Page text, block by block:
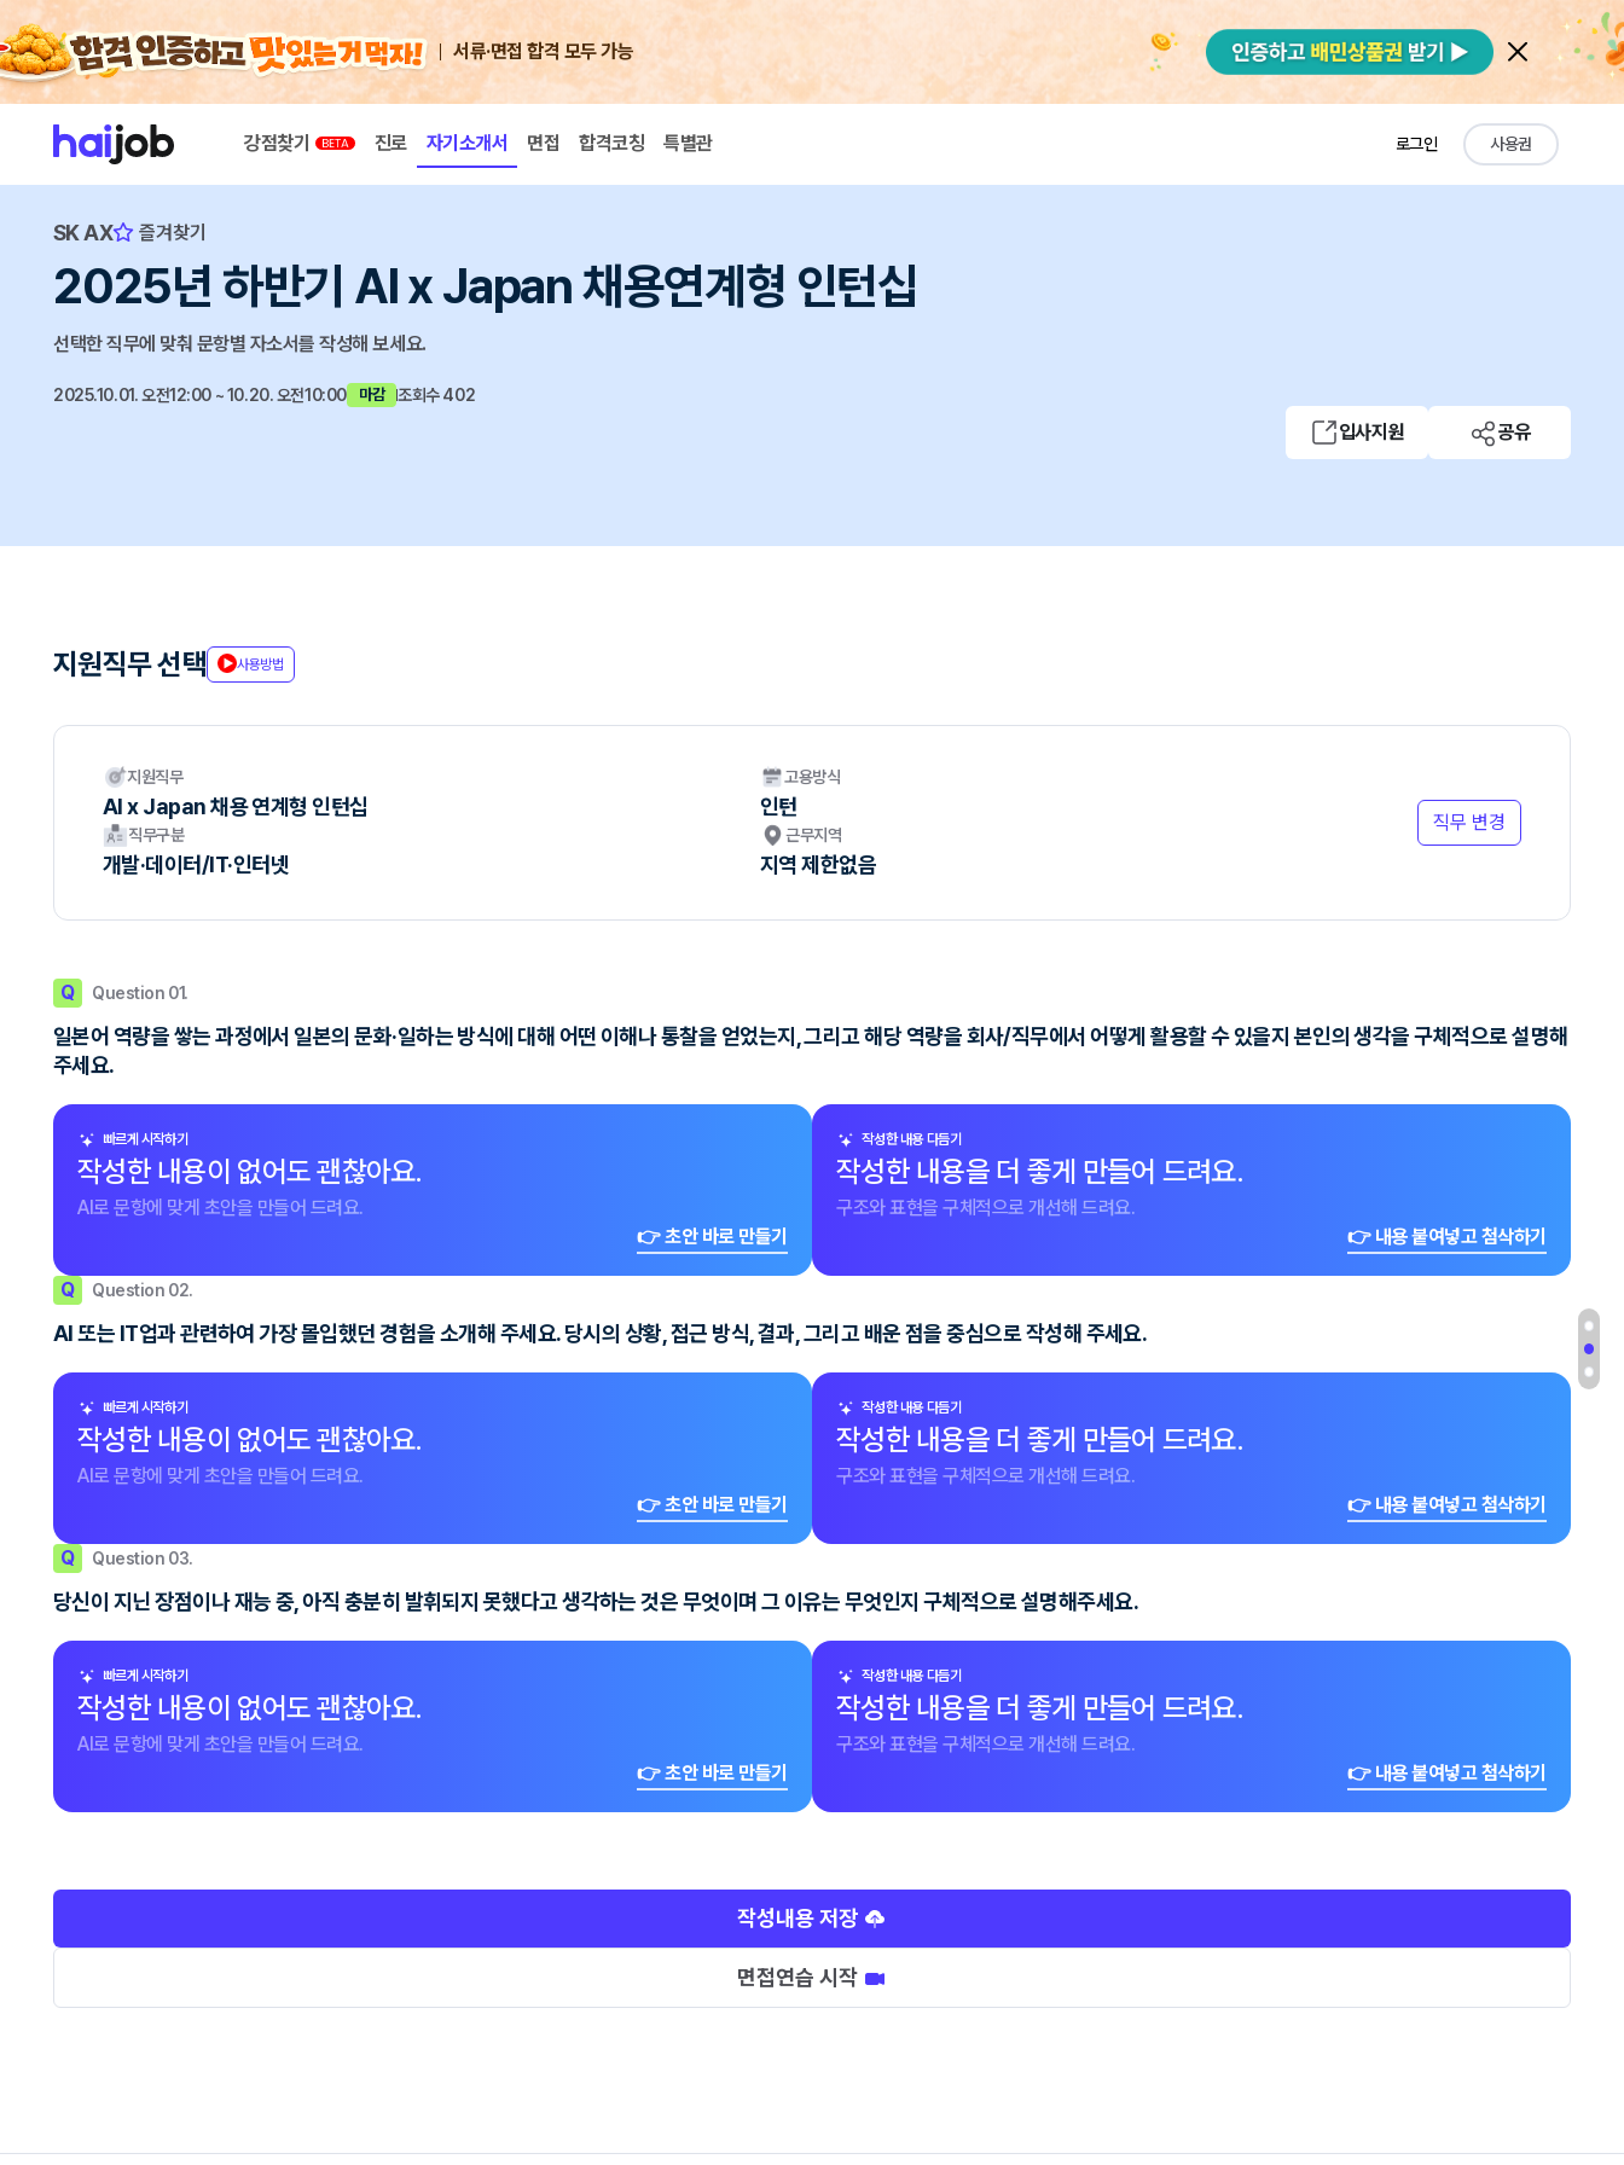
서류·면접 합격 모두 가능
강점찾기 진로 자기소개서 면접 합격코칭 특별관 로그인 사용권
SK AX 즐겨찾기
2025년 하반기 Al x Japan 채용연계형 인턴십
선택한 직무에 맞춰 문항별 자소서를 작성해 보세요.
2025.10.01. 오전12:00 ~ 10.20. 오전10:00 마감 조회수 402
입사지원 공유
지원직무 선택 사용방법
지원직무
AI x Japan 채용 연계형 인턴십
고용방식
인턴
직무구분
개발·데이터/IT·인터넷
근무지역
지역 제한없음
직무 변경
Q Question 01.
일본어 역량을 쌓는 과정에서 일본의 문화·일하는 방식에 대해 어떤 이해나 통찰을 얻었는지, 그리고 해당 역량을 회사/직무에서 어떻게 활용할 수 있을지 본인의 생각을 구체적으로 설명해
주세요.
빠르게 시작하기
작성한 내용이 없어도 괜찮아요.
AI로 문항에 맞게 초안을 만들어 드려요.
👉 초안 바로 만들기
작성한 내용 다듬기
작성한 내용을 더 좋게 만들어 드려요.
구조와 표현을 구체적으로 개선해 드려요.
👉 내용 붙여넣고 첨삭하기
Q Question 02.
AI 또는 IT업과 관련하여 가장 몰입했던 경험을 소개해 주세요. 당시의 상황, 접근 방식, 결과, 그리고 배운 점을 중심으로 작성해 주세요.
빠르게 시작하기
작성한 내용이 없어도 괜찮아요.
AI로 문항에 맞게 초안을 만들어 드려요.
👉 초안 바로 만들기
작성한 내용 다듬기
작성한 내용을 더 좋게 만들어 드려요.
구조와 표현을 구체적으로 개선해 드려요.
👉 내용 붙여넣고 첨삭하기
Q Question 03.
당신이 지닌 장점이나 재능 중, 아직 충분히 발휘되지 못했다고 생각하는 것은 무엇이며 그 이유는 무엇인지 구체적으로 설명해주세요.
빠르게 시작하기
작성한 내용이 없어도 괜찮아요.
AI로 문항에 맞게 초안을 만들어 드려요.
👉 초안 바로 만들기
작성한 내용 다듬기
작성한 내용을 더 좋게 만들어 드려요.
구조와 표현을 구체적으로 개선해 드려요.
👉 내용 붙여넣고 첨삭하기
작성내용 저장
면접연습 시작